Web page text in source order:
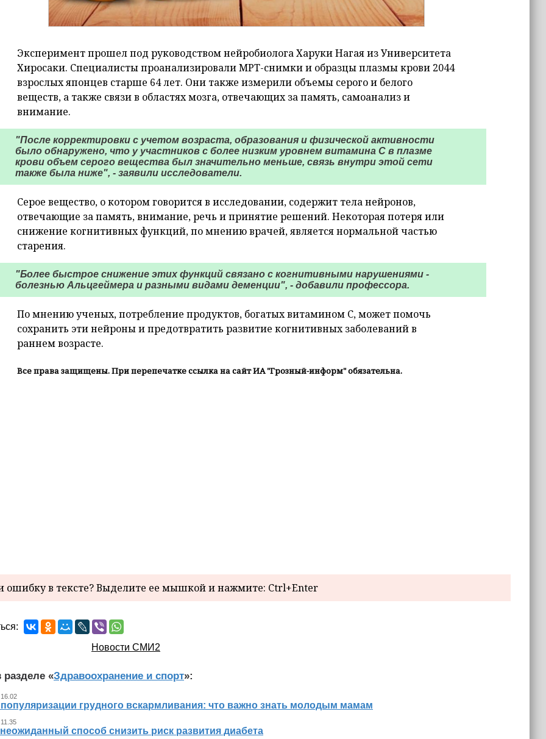
Эксперимент прошел под руководством нейробиолога Харуки Нагая из Университета
Хиросаки. Специалисты проанализировали МРТ-снимки и образцы плазмы крови 2044
взрослых японцев старше 64 лет. Они также измерили объемы серого и белого
веществ, а также связи в областях мозга, отвечающих за память, самоанализ и
внимание.
"После корректировки с учетом возраста, образования и физической активности
было обнаружено, что у участников с более низким уровнем витамина С в плазме
крови объем серого вещества был значительно меньше, связь внутри этой сети
также была ниже", - заявили исследователи.
Серое вещество, о котором говорится в исследовании, содержит тела нейронов,
отвечающие за память, внимание, речь и принятие решений. Некоторая потеря или
снижение когнитивных функций, по мнению врачей, является нормальной частью
старения.
"Более быстрое снижение этих функций связано с когнитивными нарушениями -
болезнью Альцгеймера и разными видами деменции", - добавили профессора.
По мнению ученых, потребление продуктов, богатых витамином С, может помочь
сохранить эти нейроны и предотвратить развитие когнитивных заболеваний в
раннем возрасте.
Все права защищены. При перепечатке ссылка на сайт ИА "Грозный-информ" обязательна.
в тексте? Выделите ее мышкой и нажмите: Ctrl+Enter
Новости СМИ2
разделе «Здравоохранение и спорт»:
грудного вскармливания: что важно знать молодым мамам
способ снизить риск развития диабета